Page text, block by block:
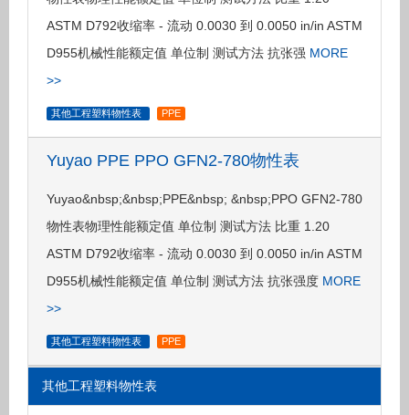
ASTM D792收缩率 - 流动 0.0030 到 0.0050 in/in ASTM
D955机械性能额定值 单位制 测试方法 抗张强 MORE
>>
其他工程塑料物性表 PPE
Yuyao PPE PPO GFN2-780物性表
Yuyao&nbsp;&nbsp;PPE&nbsp; &nbsp;PPO GFN2-780
物性表物理性能额定值 单位制 测试方法 比重 1.20
ASTM D792收缩率 - 流动 0.0030 到 0.0050 in/in ASTM
D955机械性能额定值 单位制 测试方法 抗张强度 MORE
>>
其他工程塑料物性表 PPE
其他工程塑料物性表